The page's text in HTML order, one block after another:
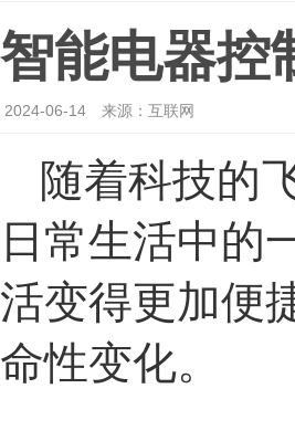
智能电器控
2024-06-14 来源：互联网
随着科技的
日常生活中的
活变得更加便
命性变化。